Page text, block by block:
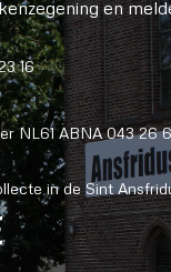
en
16
NL61 ABNA 043 26
in de Sint